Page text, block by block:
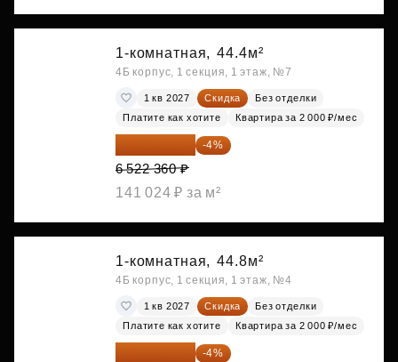
1-комнатная, 44.4м²
4Б корпус, 1 секция, 1 этаж, №7
1 кв 2027 Скидка
Без отделки
Платите как хотите
Квартира за 2 000 ₽/мес
-4%
6 522 360 ₽
141 024 ₽ за м²
1-комнатная, 44.8м²
4Б корпус, 1 секция, 1 этаж, №4
1 кв 2027 Скидка
Без отделки
Платите как хотите
Квартира за 2 000 ₽/мес
-4%